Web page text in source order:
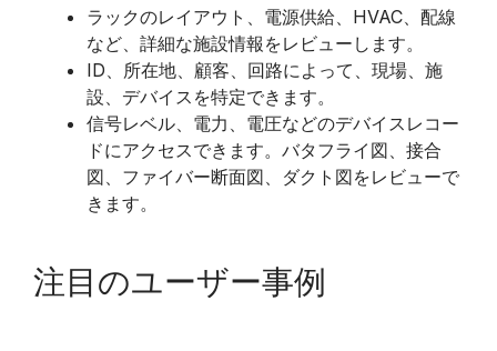
​ラックのレイアウト、電源供給、HVAC、配線
など、詳細な施設情報をレビューします。
ID、所在地、顧客、回路によって、現場、施
設、デバイスを特定できます。
信号レベル、電力、電圧などのデバイスレコー
ドにアクセスできます。バタフライ図、接合
図、ファイバー断面図、ダクト図をレビューで
きます。
注目のユーザー事例